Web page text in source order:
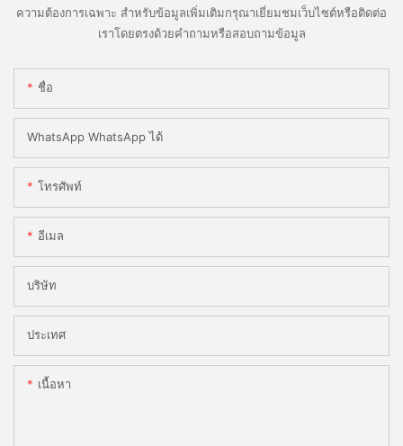
ความต้องการเฉพาะ สำหรับข้อมูลเพิ่มเติมกรุณาเยี่ยมชมเว็บไซต์หรือติดต่อ
เราโดยตรงด้วยคำถามหรือสอบถามข้อมูล
ชื่อ
WhatsApp WhatsApp ได้
โทรศัพท์
อีเมล
บริษัท
ประเทศ
เนื้อหา